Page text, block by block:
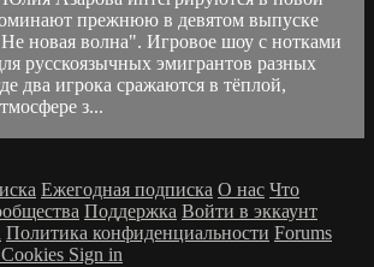
прежнюю в девятом выпуске
новая волна". Игровое шоу с нотками
русскоязычных эмигрантов разных
два игрока сражаются в тёплой,
з...
Ежегодная подписка О нас Что
Поддержка Войти в эккаунт
Политика конфиденциальности Forums
Cookies Sign in